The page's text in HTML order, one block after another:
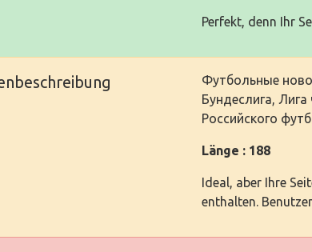
Perfekt, denn Ihr
Футбольные
Бундеслига,
Российского
Länge : 188
Ideal, aber Ihre
enthalten.